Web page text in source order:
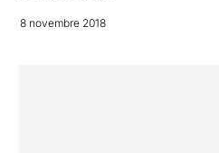
8 novembre 2018